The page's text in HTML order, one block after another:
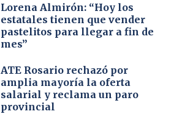
Lorena Almirón: “Hoy los
estatales tienen que vender
pastelitos para llegar a fin de
mes”
ATE Rosario rechazó por
amplia mayoría la oferta
salarial y reclama un paro
provincial